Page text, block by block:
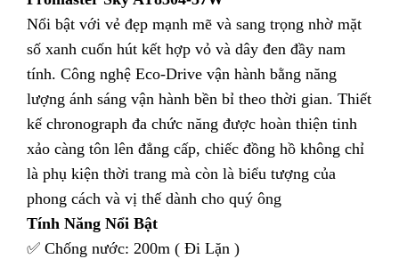
Nổi bật với vẻ đẹp mạnh mẽ và sang trọng nhờ mặt
số xanh cuốn hút kết hợp vỏ và dây đen đầy nam
tính. Công nghệ Eco-Drive vận hành bằng năng
lượng ánh sáng vận hành bền bỉ theo thời gian. Thiết
kế chronograph đa chức năng được hoàn thiện tinh
xảo càng tôn lên đẳng cấp, chiếc đồng hồ không chỉ
là phụ kiện thời trang mà còn là biểu tượng của
phong cách và vị thế dành cho quý ông
Tính Năng Nổi Bật
✅ Chống nước: 200m ( Đi Lặn )